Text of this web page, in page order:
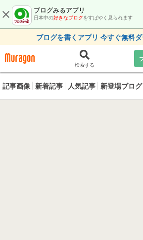
ブログみるアプリ
日本中の好きなブログをすばやく見られます
ブログを書くアプリ 今すぐ無料ダ
検索する
記事画像 新着記事 人気記事 新登場ブログ